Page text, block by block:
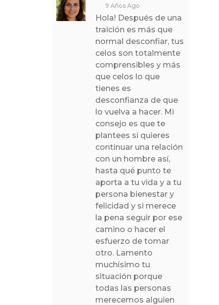
9 Años Ago
Hola! Después de una
traición es más que
normal desconfiar, tus
celos son totalmente
comprensibles y más
que celos lo que
tienes es
desconfianza de que
lo vuelva a hacer. Mi
consejo es que te
plantees si quieres
continuar una relación
con un hombre así,
hasta qué punto te
aporta a tu vida y a tu
persona bienestar y
felicidad y si merece
la pena seguir por ese
camino o hacer el
esfuerzo de tomar
otro. Lamento
muchísimo tu
situación porque
todas las personas
merecemos alguien